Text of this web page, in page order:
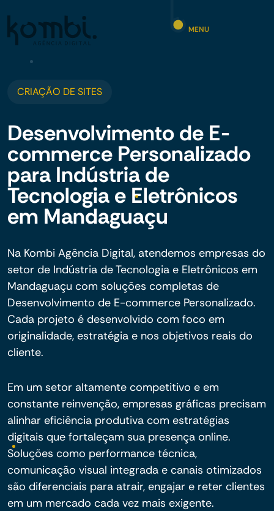
MENU
CRIAÇÃO DE SITES
Desenvolvimento de E-
commerce Personalizado
para Indústria de
Tecnologia e Eletrônicos
em Mandaguaçu
Na Kombi Agência Digital, atendemos empresas do
setor de Indústria de Tecnologia e Eletrônicos em
Mandaguaçu com soluções completas de
Desenvolvimento de E-commerce Personalizado.
Cada projeto é desenvolvido com foco em
originalidade, estratégia e nos objetivos reais do
cliente.
Em um setor altamente competitivo e em
constante reinvenção, empresas gráficas precisam
alinhar eficiência produtiva com estratégias
digitais que fortaleçam sua presença online.
Soluções como performance técnica,
comunicação visual integrada e canais otimizados
são diferenciais para atrair, engajar e reter clientes
em um mercado cada vez mais exigente.